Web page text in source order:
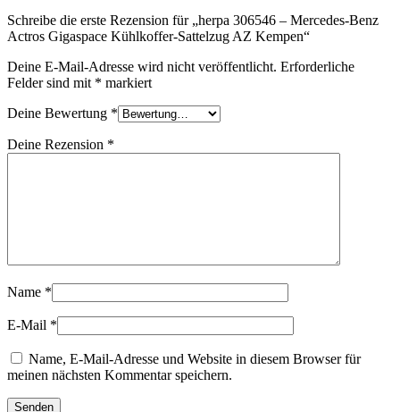
Schreibe die erste Rezension für „herpa 306546 – Mercedes-Benz
Actros Gigaspace Kühlkoffer-Sattelzug AZ Kempen“
Deine E-Mail-Adresse wird nicht veröffentlicht. Erforderliche
Felder sind mit * markiert
Deine Bewertung *
Deine Rezension *
Name *
E-Mail *
Name, E-Mail-Adresse und Website in diesem Browser für
meinen nächsten Kommentar speichern.